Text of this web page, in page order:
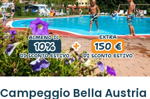
Campeggio Bella Austria